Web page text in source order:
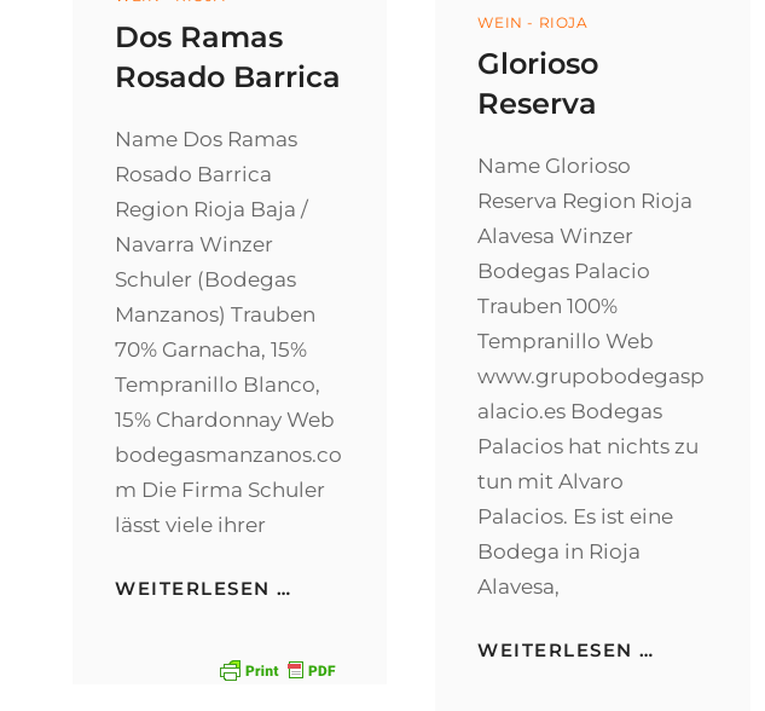
Categories
WEIN - RIOJA
Glorioso
Reserva
Name Glorioso
Reserva Region Rioja
Alavesa Winzer
Bodegas Palacio
Trauben 100%
Tempranillo Web
www.grupobodegasp
alacio.es Bodegas
Palacios hat nichts zu
tun mit Alvaro
Palacios. Es ist eine
Bodega in Rioja
Alavesa,
WEITERLESEN …
Dos Ramas
Rosado Barrica
Name Dos Ramas
Rosado Barrica
Region Rioja Baja /
Navarra Winzer
Schuler (Bodegas
Manzanos) Trauben
70% Garnacha, 15%
Tempranillo Blanco,
15% Chardonnay Web
bodegasmanzanos.co
m Die Firma Schuler
lässt viele ihrer
WEITERLESEN …